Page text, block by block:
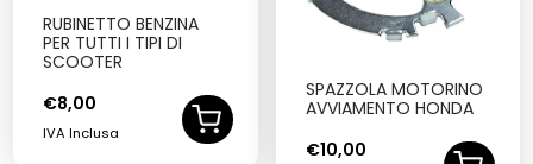
RUBINETTO BENZINA
PER TUTTI I TIPI DI
SCOOTER
€8,00
IVA Inclusa
SPAZZOLA MOTORINO
AVVIAMENTO HONDA
€10,00